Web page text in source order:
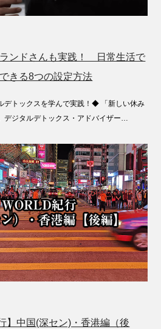
ランドさんも実践！ 日常生活で
きる8つの設定方法
デトックスを学んで実践！◆ 「新しい休み
デジタルデトックス・アドバイザー…
】中国(深セン)・香港編（後